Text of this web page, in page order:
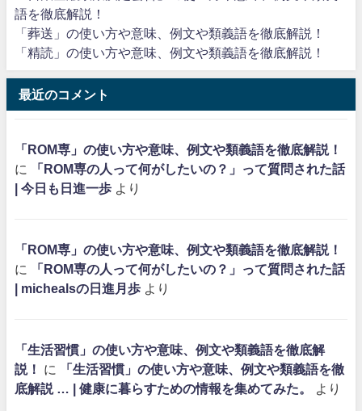
語を徹底解説！
「葬送」の使い方や意味、例文や類義語を徹底解説！
「精読」の使い方や意味、例文や類義語を徹底解説！
最近のコメント
「ROM専」の使い方や意味、例文や類義語を徹底解説！
に
「ROM専の人って何がしたいの？」って質問された話
| 今日も日進一歩 より
「ROM専」の使い方や意味、例文や類義語を徹底解説！
に
「ROM専の人って何がしたいの？」って質問された話
| michealsの日進月歩 より
「生活習慣」の使い方や意味、例文や類義語を徹底解
説！
に
「生活習慣」の使い方や意味、例文や類義語を徹
底解説 … | 健康に暮らすための情報を集めてみた。
より